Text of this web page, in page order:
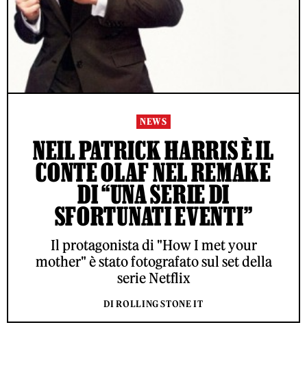
NEWS
NEIL PATRICK HARRIS È IL
CONTE OLAF NEL REMAKE
DI “UNA SERIE DI
SFORTUNATI EVENTI”
Il protagonista di "How I met your
mother" è stato fotografato sul set della
serie Netflix
DI ROLLING STONE IT